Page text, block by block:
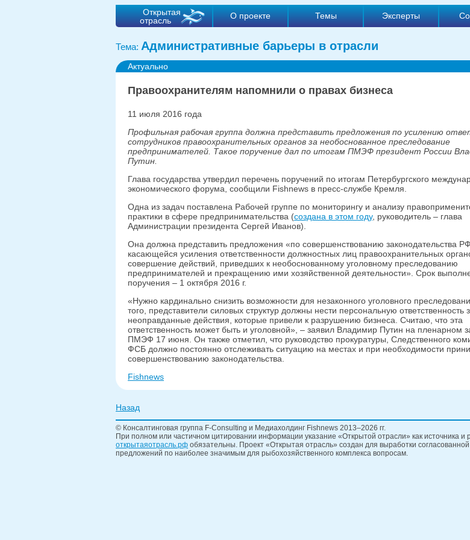
Открытая
отрасль
О проекте Темы Эксперты
Тема: Административные барьеры в отрасли
Актуально
Правоохранителям напомнили о правах бизнеса
11 июля 2016 года
Профильная рабочая группа должна представить предложения по усилению
сотрудников правоохранительных органов за необоснованное преследование
предпринимателей. Такое поручение дал по итогам ПМЭФ президент России
Путин.
Глава государства утвердил перечень поручений по итогам Петербургского
экономического форума, сообщили Fishnews в пресс-службе Кремля.
Одна из задач поставлена Рабочей группе по мониторингу и анализу
практики в сфере предпринимательства (создана в этом году, руководитель – глава
Администрации президента Сергей Иванов).
Она должна представить предложения «по совершенствованию законодательства РФ
касающейся усиления ответственности должностных лиц правоохранительных
совершение действий, приведших к необоснованному уголовному преследованию
предпринимателей и прекращению ими хозяйственной деятельности». Срок
поручения – 1 октября 2016 г.
«Нужно кардинально снизить возможности для незаконного уголовного
того, представители силовых структур должны нести персональную ответственность
неоправданные действия, которые привели к разрушению бизнеса. Считаю, что эта
ответственность может быть и уголовной», – заявил Владимир Путин на пленарном
ПМЭФ 17 июня. Он также отметил, что руководство прокуратуры, Следственного
ФСБ должно постоянно отслеживать ситуацию на местах и при необходимости
совершенствованию законодательства.
Fishnews
Назад
© Консалтинговая группа F-Consulting и Медиахолдинг Fishnews 2013–2026 гг.
При полном или частичном цитировании информации указание «Открытой отрасли» как источника
открытаяотрасль.рф обязательны. Проект «Открытая отрасль» создан для выработки
предложений по наиболее значимым для рыбохозяйственного комплекса вопросам.